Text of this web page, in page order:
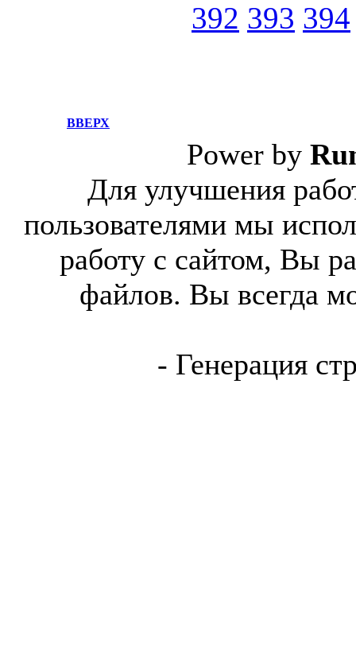
392 393 394
ВВЕРХ
Power by
Для улучшения
пользователями мы
работу с сайтом, Вы
файлов. Вы всегда
- Генерация